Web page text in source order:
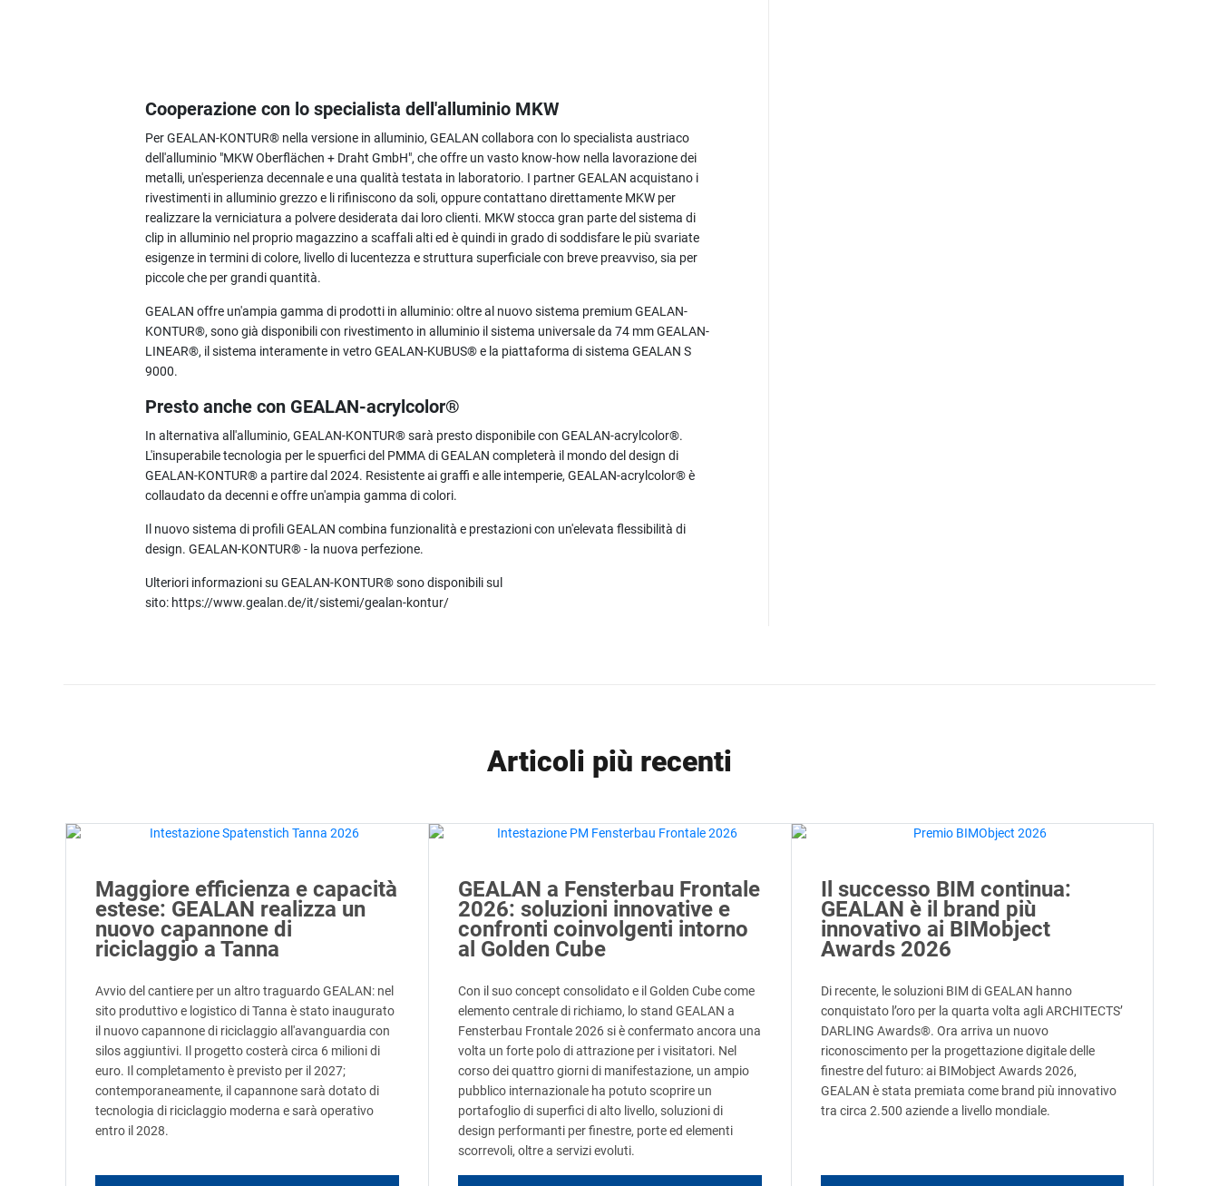
Cooperazione con lo specialista dell'alluminio MKW
Per GEALAN-KONTUR® nella versione in alluminio, GEALAN collabora con lo specialista austriaco
dell'alluminio "MKW Oberflächen + Draht GmbH", che offre un vasto know-how nella lavorazione dei
metalli, un'esperienza decennale e una qualità testata in laboratorio. I partner GEALAN acquistano i
rivestimenti in alluminio grezzo e li rifiniscono da soli, oppure contattano direttamente MKW per
realizzare la verniciatura a polvere desiderata dai loro clienti. MKW stocca gran parte del sistema di
clip in alluminio nel proprio magazzino a scaffali alti ed è quindi in grado di soddisfare le più svariate
esigenze in termini di colore, livello di lucentezza e struttura superficiale con breve preavviso, sia per
piccole che per grandi quantità.
GEALAN offre un'ampia gamma di prodotti in alluminio: oltre al nuovo sistema premium GEALAN-
KONTUR®, sono già disponibili con rivestimento in alluminio il sistema universale da 74 mm GEALAN-
LINEAR®, il sistema interamente in vetro GEALAN-KUBUS® e la piattaforma di sistema GEALAN S
9000.
Presto anche con GEALAN-acrylcolor®
In alternativa all'alluminio, GEALAN-KONTUR® sarà presto disponibile con GEALAN-acrylcolor®.
L'insuperabile tecnologia per le spuerfici del PMMA di GEALAN completerà il mondo del design di
GEALAN-KONTUR® a partire dal 2024. Resistente ai graffi e alle intemperie, GEALAN-acrylcolor® è
collaudato da decenni e offre un'ampia gamma di colori.
Il nuovo sistema di profili GEALAN combina funzionalità e prestazioni con un'elevata flessibilità di
design. GEALAN-KONTUR® - la nuova perfezione.
Ulteriori informazioni su GEALAN-KONTUR® sono disponibili sul
sito: https://www.gealan.de/it/sistemi/gealan-kontur/
Articoli più recenti
Maggiore efficienza e capacità
estese: GEALAN realizza un
nuovo capannone di
riciclaggio a Tanna
Avvio del cantiere per un altro traguardo GEALAN: nel
sito produttivo e logistico di Tanna è stato inaugurato
il nuovo capannone di riciclaggio all'avanguardia con
silos aggiuntivi. Il progetto costerà circa 6 milioni di
euro. Il completamento è previsto per il 2027;
contemporaneamente, il capannone sarà dotato di
tecnologia di riciclaggio moderna e sarà operativo
entro il 2028.
GEALAN a Fensterbau Frontale
2026: soluzioni innovative e
confronti coinvolgenti intorno
al Golden Cube
Con il suo concept consolidato e il Golden Cube come
elemento centrale di richiamo, lo stand GEALAN a
Fensterbau Frontale 2026 si è confermato ancora una
volta un forte polo di attrazione per i visitatori. Nel
corso dei quattro giorni di manifestazione, un ampio
pubblico internazionale ha potuto scoprire un
portafoglio di superfici di alto livello, soluzioni di
design performanti per finestre, porte ed elementi
scorrevoli, oltre a servizi evoluti.
Il successo BIM continua:
GEALAN è il brand più
innovativo ai BIMobject
Awards 2026
Di recente, le soluzioni BIM di GEALAN hanno
conquistato l’oro per la quarta volta agli ARCHITECTS’
DARLING Awards®. Ora arriva un nuovo
riconoscimento per la progettazione digitale delle
finestre del futuro: ai BIMobject Awards 2026,
GEALAN è stata premiata come brand più innovativo
tra circa 2.500 aziende a livello mondiale.